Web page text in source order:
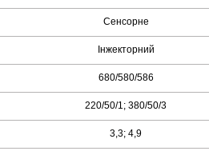
Сенсорне
Інжекторний
680/580/586
220/50/1; 380/50/3
3,3; 4,9